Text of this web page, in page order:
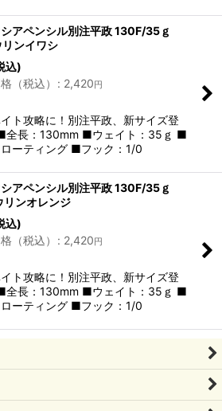
アペンシル別注平政 130F/35ｇ
ンイワシ
込)
（税込）
: 2,420 円
ト攻略に！別注平政、新サイズ登
長：130mm ■ウェイト：35ｇ ■
ーティング ■フック：1/0
アペンシル別注平政 130F/35ｇ
ンオレンジ
込)
（税込）
: 2,420 円
ト攻略に！別注平政、新サイズ登
長：130mm ■ウェイト：35ｇ ■
ーティング ■フック：1/0